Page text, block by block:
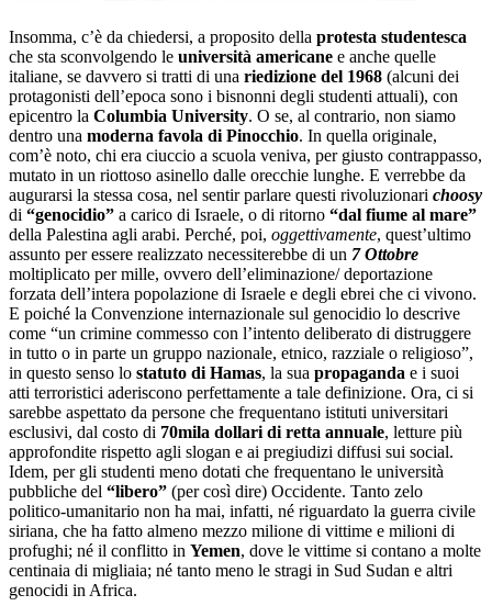
Insomma, c’è da chiedersi, a proposito della protesta studentesca
che sta sconvolgendo le università americane e anche quelle
italiane, se davvero si tratti di una riedizione del 1968 (alcuni dei
protagonisti dell’epoca sono i bisnonni degli studenti attuali), con
epicentro la Columbia University. O se, al contrario, non siamo
dentro una moderna favola di Pinocchio. In quella originale,
com’è noto, chi era ciuccio a scuola veniva, per giusto contrappasso,
mutato in un riottoso asinello dalle orecchie lunghe. E verrebbe da
augurarsi la stessa cosa, nel sentir parlare questi rivoluzionari choosy
di “genocidio” a carico di Israele, o di ritorno “dal fiume al mare”
della Palestina agli arabi. Perché, poi, oggettivamente, quest’ultimo
assunto per essere realizzato necessiterebbe di un 7 Ottobre
moltiplicato per mille, ovvero dell’eliminazione/ deportazione
forzata dell’intera popolazione di Israele e degli ebrei che ci vivono.
E poiché la Convenzione internazionale sul genocidio lo descrive
come “un crimine commesso con l’intento deliberato di distruggere
in tutto o in parte un gruppo nazionale, etnico, razziale o religioso”,
in questo senso lo statuto di Hamas, la sua propaganda e i suoi
atti terroristici aderiscono perfettamente a tale definizione. Ora, ci si
sarebbe aspettato da persone che frequentano istituti universitari
esclusivi, dal costo di 70mila dollari di retta annuale, letture più
approfondite rispetto agli slogan e ai pregiudizi diffusi sui social.
Idem, per gli studenti meno dotati che frequentano le università
pubbliche del “libero” (per così dire) Occidente. Tanto zelo
politico-umanitario non ha mai, infatti, né riguardato la guerra civile
siriana, che ha fatto almeno mezzo milione di vittime e milioni di
profughi; né il conflitto in Yemen, dove le vittime si contano a molte
centinaia di migliaia; né tanto meno le stragi in Sud Sudan e altri
genocidi in Africa.